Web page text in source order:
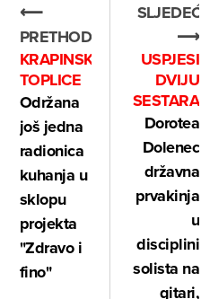
⟵
PRETHODNO
KRAPINSKE
TOPLICE
Održana
još jedna
radionica
kuhanja u
sklopu
projekta
"Zdravo i
fino"
SLJEDEĆE
⟶
USPJESI
DVIJU
SESTARA
Dorotea
Dolenec
državna
prvakinja
u
disciplini
solista na
gitari,